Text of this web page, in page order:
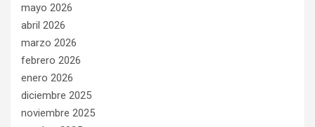
mayo 2026
abril 2026
marzo 2026
febrero 2026
enero 2026
diciembre 2025
noviembre 2025